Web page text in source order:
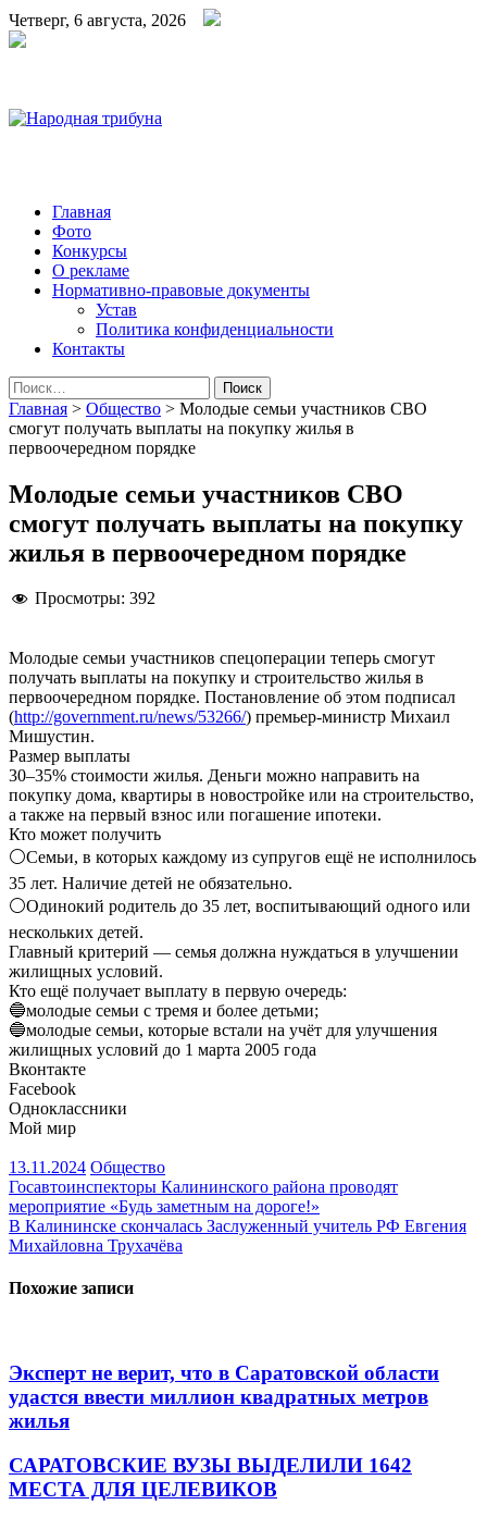
Четверг, 6 августа, 2026
Народная трибуна
Калининская районная газета
Главная
Фото
Конкурсы
О рекламе
Нормативно-правовые документы
Устав
Политика конфиденциальности
Контакты
Найти:
Главная > Общество > Молодые семьи участников СВО
смогут получать выплаты на покупку жилья в
первоочередном порядке
Молодые семьи участников СВО
смогут получать выплаты на покупку
жилья в первоочередном порядке
Просмотры: 392
Молодые семьи участников спецоперации теперь смогут
получать выплаты на покупку и строительство жилья в
первоочередном порядке. Постановление об этом подписал
(http://government.ru/news/53266/) премьер-министр Михаил
Мишустин.
Размер выплаты
30–35% стоимости жилья. Деньги можно направить на
покупку дома, квартиры в новостройке или на строительство,
а также на первый взнос или погашение ипотеки.
Кто может получить
⚪️Семьи, в которых каждому из супругов ещё не исполнилось
35 лет. Наличие детей не обязательно.
⚪️Одинокий родитель до 35 лет, воспитывающий одного или
нескольких детей.
Главный критерий — семья должна нуждаться в улучшении
жилищных условий.
Кто ещё получает выплату в первую очередь:
🔵молодые семьи с тремя и более детьми;
🔵молодые семьи, которые встали на учёт для улучшения
жилищных условий до 1 марта 2005 года
Вконтакте
Facebook
Одноклассники
Мой мир
13.11.2024 Общество
Навигация
по
записям
Госавтоинспекторы Калининского района проводят
мероприятие «Будь заметным на дороге!»
В Калининске скончалась Заслуженный учитель РФ Евгения
Михайловна Трухачёва
Похожие записи
Эксперт не верит, что в Саратовской области
удастся ввести миллион квадратных метров
жилья
САРАТОВСКИЕ ВУЗЫ ВЫДЕЛИЛИ 1642
МЕСТА ДЛЯ ЦЕЛЕВИКОВ